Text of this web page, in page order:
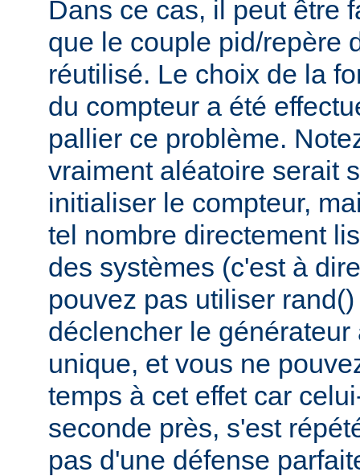
Dans ce cas, il peut être
que le couple pid/repère
réutilisé. Le choix de la
du compteur a été
pallier ce problème.
vraiment aléatoire serait
initialiser le compteur,
tel nombre directement
des systèmes (c'est à
pouvez pas utiliser
déclencher le
unique, et vous ne
temps à cet effet car
seconde près, s'est
pas d'une défense